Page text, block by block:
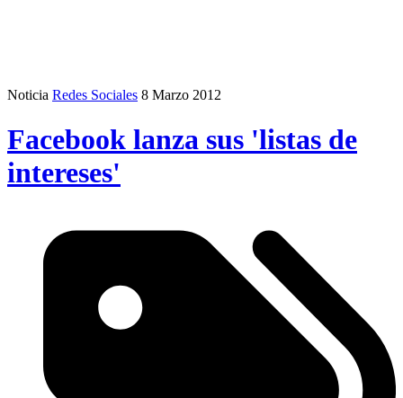
Noticia Redes Sociales 8 Marzo 2012
Facebook lanza sus 'listas de
intereses'